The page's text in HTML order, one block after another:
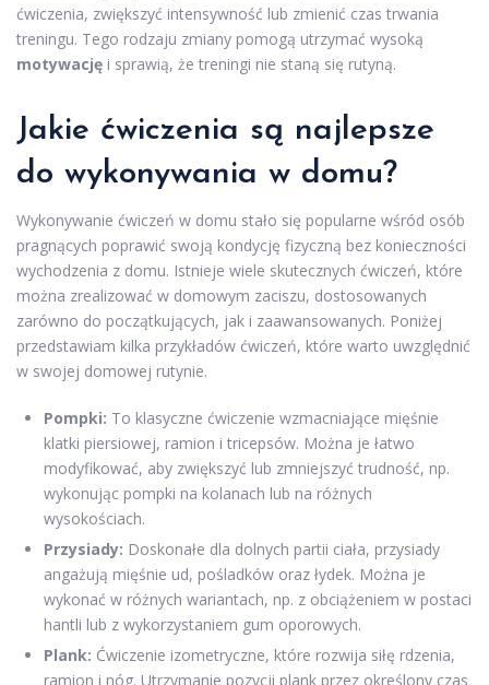
ćwiczenia, zwiększyć intensywność lub zmienić czas trwania
treningu. Tego rodzaju zmiany pomogą utrzymać wysoką
motywację i sprawią, że treningi nie staną się rutyną.
Jakie ćwiczenia są najlepsze
do wykonywania w domu?
Wykonywanie ćwiczeń w domu stało się popularne wśród osób
pragnących poprawić swoją kondycję fizyczną bez konieczności
wychodzenia z domu. Istnieje wiele skutecznych ćwiczeń, które
można zrealizować w domowym zaciszu, dostosowanych
zarówno do początkujących, jak i zaawansowanych. Poniżej
przedstawiam kilka przykładów ćwiczeń, które warto uwzględnić
w swojej domowej rutynie.
Pompki: To klasyczne ćwiczenie wzmacniające mięśnie
klatki piersiowej, ramion i tricepsów. Można je łatwo
modyfikować, aby zwiększyć lub zmniejszyć trudność, np.
wykonując pompki na kolanach lub na różnych
wysokościach.
Przysiady: Doskonałe dla dolnych partii ciała, przysiady
angażują mięśnie ud, pośladków oraz łydek. Można je
wykonać w różnych wariantach, np. z obciążeniem w postaci
hantli lub z wykorzystaniem gum oporowych.
Plank: Ćwiczenie izometryczne, które rozwija siłę rdzenia,
ramion i nóg. Utrzymanie pozycji plank przez określony czas